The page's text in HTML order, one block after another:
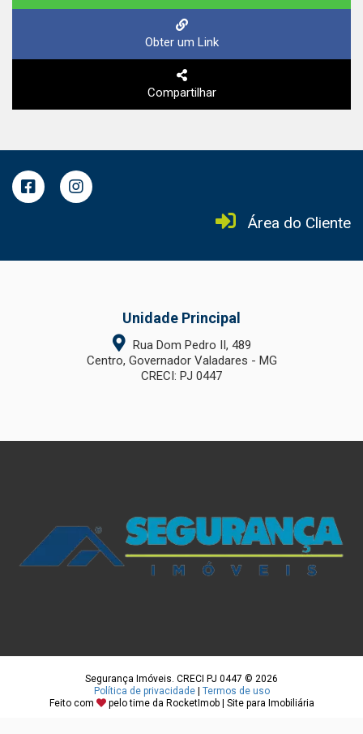
Obter um Link
Compartilhar
Área do Cliente
Unidade Principal
Rua Dom Pedro II, 489
Centro, Governador Valadares - MG
CRECI: PJ 0447
Segurança Imóveis. CRECI PJ 0447 © 2026
Política de privacidade| Termos de uso
Feito com
pelo time da RocketImob | Site para Imobiliária